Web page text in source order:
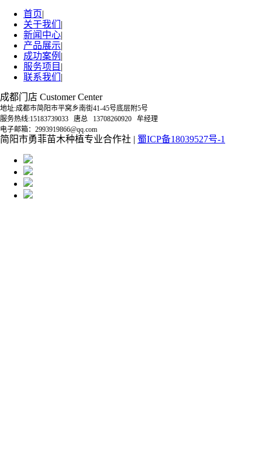
首页|
关于我们 |
新闻中心|
产品展示|
成功案例 |
服务项目 |
联系我们 |
成都门店 Customer Center
地址:成都市简阳市平窝乡南街41-45号底层附5号
服务热线:15183739033 唐总 13708260920 牟经理
电子邮箱：2993919866@qq.com
简阳市勇菲苗木种植专业合作社 | 蜀ICP备18039527号-1